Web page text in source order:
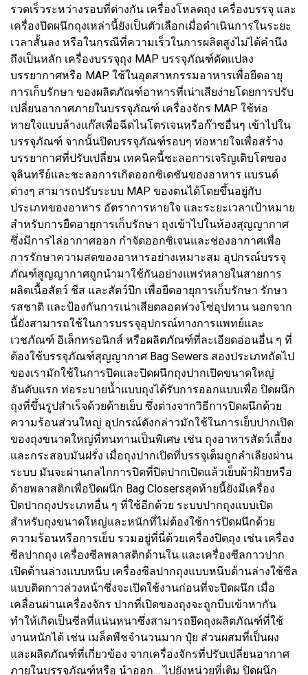
รวดเร็วระหว่างรอบที่ต่างกัน เครื่องโหลดถุง เครื่องบรรจุ และ
เครื่องปิดผนึกถุงเหล่านี้ยังเป็นตัวเลือกเมื่อดำเนินการในระยะ
เวลาสั้นลง หรือในกรณีที่ความเร็วในการผลิตสูงไม่ได้คำนึง
ถึงเป็นหลัก เครื่องบรรจุถุง MAP บรรจุภัณฑ์ดัดแปลง
บรรยากาศหรือ MAP ใช้ในอุตสาหกรรมอาหารเพื่อยืดอายุ
การเก็บรักษา ของผลิตภัณฑ์อาหารที่เน่าเสียง่ายโดยการปรับ
เปลี่ยนอากาศภายในบรรจุภัณฑ์ เครื่องจักร MAP ใช้ท่อ
หายใจแบบล้างแก๊สเพื่อฉีดไนโตรเจนหรือก๊าซอื่นๆ เข้าไปใน
บรรจุภัณฑ์ จากนั้นปิดบรรจุภัณฑ์รอบๆ ท่อหายใจเพื่อสร้าง
บรรยากาศที่ปรับเปลี่ยน เทคนิคนี้ชะลอการเจริญเติบโตของ
จุลินทรีย์และชะลอการเกิดออกซิเดชันของอาหาร แบรนด์
ต่างๆ สามารถปรับระบบ MAP ของตนได้โดยขึ้นอยู่กับ
ประเภทของอาหาร อัตราการหายใจ และระยะเวลาเป้าหมาย
สำหรับการยืดอายุการเก็บรักษา ถุงเข้าไปในห้องสุญญากาศ
ซึ่งมีการไล่อากาศออก กำจัดออกซิเจนและช่องอากาศเพื่อ
การรักษาความสดของอาหารอย่างเหมาะสม อุปกรณ์บรรจุ
ภัณฑ์สูญญากาศถูกนำมาใช้กันอย่างแพร่หลายในสายการ
ผลิตเนื้อสัตว์ ชีส และสัตว์ปีก เพื่อยืดอายุการเก็บรักษา รักษา
รสชาติ และป้องกันการเน่าเสียตลอดห่วงโซ่อุปทาน นอกจาก
นี้ยังสามารถใช้ในการบรรจุอุปกรณ์ทางการแพทย์และ
เวชภัณฑ์ อิเล็กทรอนิกส์ หรือผลิตภัณฑ์ที่ละเอียดอ่อนอื่น ๆ ที่
ต้องใช้บรรจุภัณฑ์สุญญากาศ Bag Sewers สองประเภทถัดไป
ของเรามักใช้ในการปิดและปิดผนึกถุงปากเปิดขนาดใหญ่
อันดับแรก ท่อระบายน้ำแบบถุงได้รับการออกแบบเพื่อ ปิดผนึก
ถุงที่ขึ้นรูปสำเร็จด้วยด้ายเย็บ ซึ่งต่างจากวิธีการปิดผนึกด้วย
ความร้อนส่วนใหญ่ อุปกรณ์ดังกล่าวมักใช้ในการเย็บปากเปิด
ของถุงขนาดใหญ่ที่ทนทานเป็นพิเศษ เช่น ถุงอาหารสัตว์เลี้ยง
และกระสอบมันฝรั่ง เมื่อถุงปากเปิดที่บรรจุเต็มถูกลำเลียงผ่าน
ระบบ มันจะผ่านกลไกการปิดที่ปิดปากเปิดแล้วเย็บผ้าฝ้ายหรือ
ด้ายพลาสติกเพื่อปิดผนึก Bag Closersสุดท้ายนี้ยังมีเครื่อง
ปิดปากถุงประเภทอื่น ๆ ที่ใช้อีกด้วย ระบบปากถุงแบบเปิด
สำหรับถุงขนาดใหญ่และหนักที่ไม่ต้องใช้การปิดผนึกด้วย
ความร้อนหรือการเย็บ รวมอยู่ที่นี่ด้วยเครื่องปิดถุง เช่น เครื่อง
ซีลปากถุง เครื่องซีลพลาสติกด้านใน และเครื่องซีลกาวปาก
เปิดด้านล่างแบบหนีบ เครื่องซีลปากถุงแบบหนีบด้านล่างใช้ซีล
แบบติดกาวล่วงหน้าซึ่งจะเปิดใช้งานก่อนที่จะปิดผนึก เมื่อ
เคลื่อนผ่านเครื่องจักร ปากที่เปิดของถุงจะถูกบีบเข้าหากัน
ทำให้เกิดเป็นซีลที่แน่นหนาซึ่งสามารถยึดถุงผลิตภัณฑ์ที่ใช้
งานหนักได้ เช่น เมล็ดพืชจำนวนมาก ปุ๋ย ส่วนผสมที่เป็นผง
และผลิตภัณฑ์ที่เกี่ยวข้อง จากเครื่องจักรที่ปรับเปลี่ยนอากาศ
ภายในบรรจุภัณฑ์หรือ นำออก… ไปยังหน่วยที่เติม ปิดผนึก